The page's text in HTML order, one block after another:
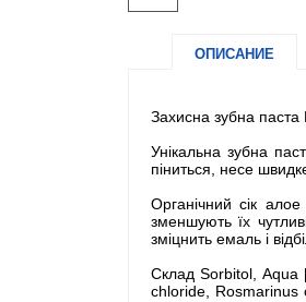
ОПИСАНИЕ
Захисна зубна
Унікальна зубна
піниться, несе
Органічний сік
зменшують їх
зміцнить емаль і
Склад Sorbitol, Aqua
chloride,